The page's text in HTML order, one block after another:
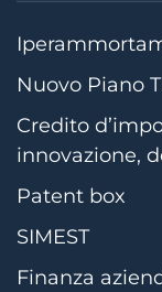
Nuovo Piano
Credito
innovazione,
Patent box
SIMEST
Finanza